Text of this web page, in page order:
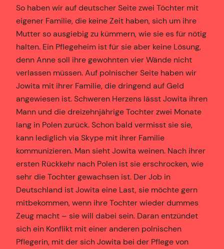
So haben wir auf deutscher Seite zwei Töchter mit
eigener Familie, die keine Zeit haben, sich um ihre
Mutter so ausgiebig zu kümmern, wie sie es für nötig
halten. Ein Pflegeheim ist für sie aber keine Lösung,
denn Anne soll ihre gewohnten vier Wände nicht
verlassen müssen. Auf polnischer Seite haben wir
Jowita mit ihrer Familie, die dringend auf Geld
angewiesen ist. Schweren Herzens lässt Jowita ihren
Mann und die dreizehnjährige Tochter zwei Monate
lang in Polen zurück. Schon bald vermisst sie sie,
kann lediglich via Skype mit ihrer Familie
kommunizieren. Man sieht Jowita weinen. Nach ihrer
ersten Rückkehr nach Polen ist sie erschrocken, wie
sehr die Tochter gewachsen ist. Der Job in
Deutschland ist Jowita eine Last, sie möchte gern
mitbekommen, wenn ihre Tochter wieder dummes
Zeug macht – sie will dabei sein. Daran entzündet
sich ein Konflikt mit einer anderen polnischen
Pflegerin, mit der sich Jowita bei der Pflege von